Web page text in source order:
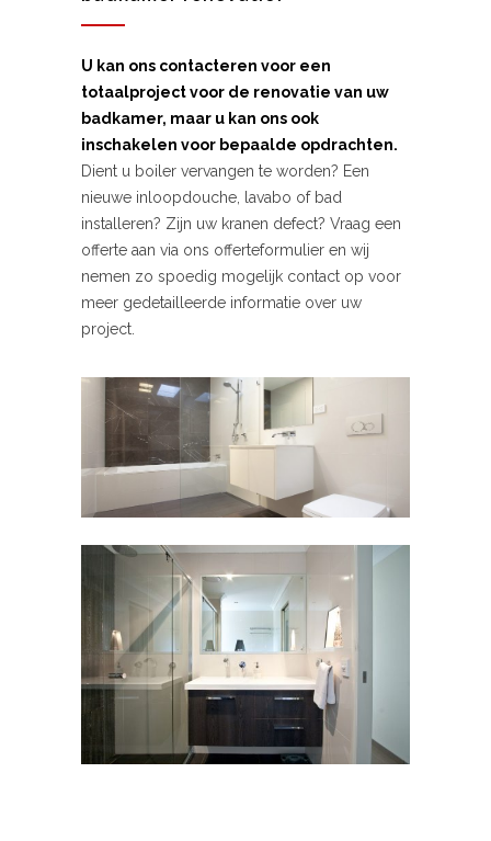
U kan ons contacteren voor een
totaalproject voor de renovatie van uw
badkamer, maar u kan ons ook
inschakelen voor bepaalde opdrachten.
Dient u boiler vervangen te worden? Een
nieuwe inloopdouche, lavabo of bad
installeren? Zijn uw kranen defect? Vraag een
offerte aan via ons offerteformulier en wij
nemen zo spoedig mogelijk contact op voor
meer gedetailleerde informatie over uw
project.